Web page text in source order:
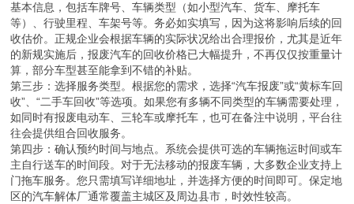
基本信息，包括车牌号、车辆类型（如小型汽车、货车、摩托车
等）、行驶里程、车架号等。务必如实填写，因为这将影响后续的回
收估价。正规企业会根据车辆的实际状况给出合理报价，尤其是近年
的新规实施后，报废汽车的回收价格已大幅提升，不再仅仅按重量计
算，部分车型甚至能拿到不错的补贴。
第三步：选择服务类型。根据您的需求，选择“汽车报废”或“黄标车回
收”、“二手车回收”等选项。如果您有多辆不同类型的车辆需要处理，
如同时有报废电动车、三轮车或摩托车，也可在备注中说明，平台往
往会提供组合回收服务。
第四步：确认预约时间与地点。系统会提供可选的车辆拖运时间或车
主自行送车的时间段。对于无法移动的报废车辆，大多数企业支持上
门拖车服务。您只需填写详细地址，并选择方便的时间即可。保定地
区的汽车解体厂通常覆盖主城区及周边县市，时效性较高。